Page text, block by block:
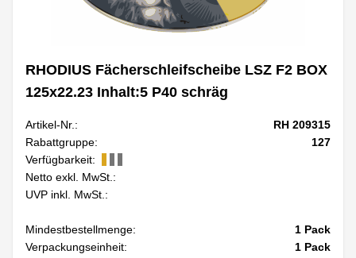
RHODIUS Fächerschleifscheibe LSZ F2 BOX
125x22.23 Inhalt:5 P40 schräg
Artikel-Nr.:
RH 209315
Rabattgruppe:
127
Verfügbarkeit:
Netto exkl. MwSt.:
UVP inkl. MwSt.:
Mindestbestellmenge: 1 Pack
Verpackungseinheit:
1 Pack